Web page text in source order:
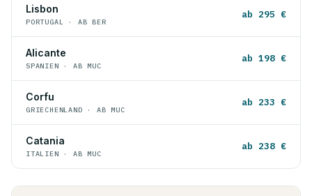
Lisbon
PORTUGAL · AB BER
ab 295 €
Alicante
SPANIEN · AB MUC
ab 198 €
Corfu
GRIECHENLAND · AB MUC
ab 233 €
Catania
ITALIEN · AB MUC
ab 238 €